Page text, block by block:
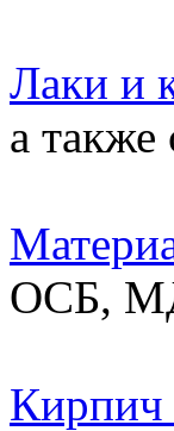
Лаки и
а
ОСБ,
Кирпич